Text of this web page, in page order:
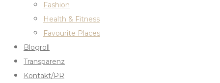
Fashion
Health & Fitness
Favourite Places
Blogroll
Transparenz
Kontakt/PR